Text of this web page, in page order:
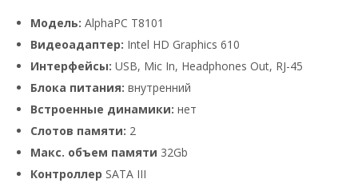
Модель: AlphaPC Т8101
Видеоадаптер: Intel HD Graphics 610
Интерфейсы: USB, Mic In, Headphones Out, RJ-45
Блока питания: внутренний
Встроенные динамики: нет
Слотов памяти: 2
Макс. объем памяти 32Gb
Контроллер SATA III